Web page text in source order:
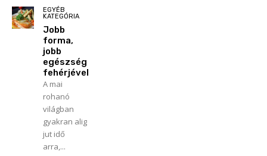
EGYÉB
KATEGÓRIA
Jobb
forma,
jobb
egészség
fehérjével
A mai
rohanó
világban
gyakran alig
jut idő
arra,...